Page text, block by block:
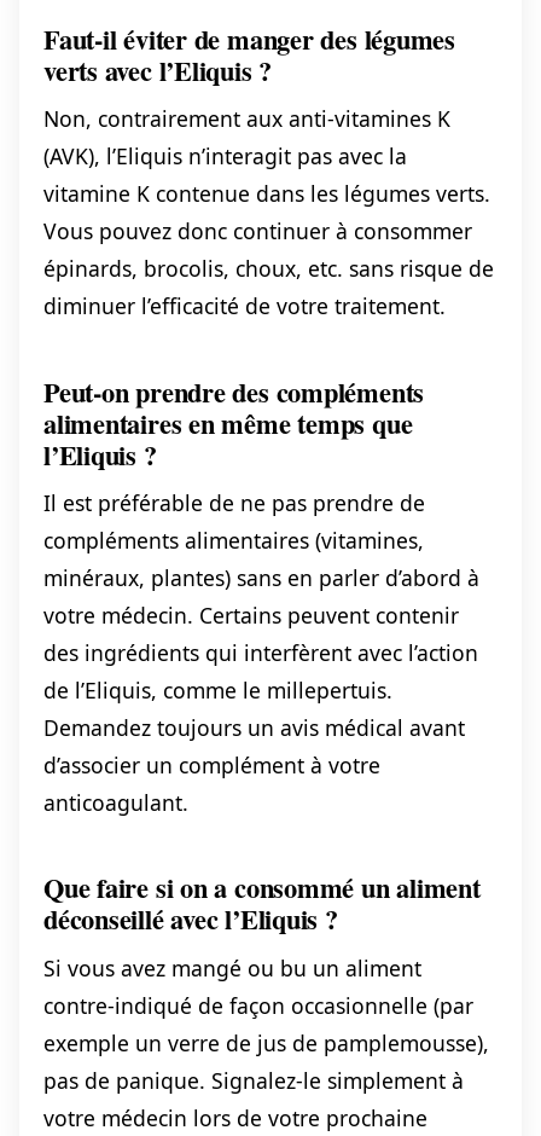
Faut-il éviter de manger des légumes
verts avec l’Eliquis ?
Non, contrairement aux anti-vitamines K
(AVK), l’Eliquis n’interagit pas avec la
vitamine K contenue dans les légumes verts.
Vous pouvez donc continuer à consommer
épinards, brocolis, choux, etc. sans risque de
diminuer l’efficacité de votre traitement.
Peut-on prendre des compléments
alimentaires en même temps que
l’Eliquis ?
Il est préférable de ne pas prendre de
compléments alimentaires (vitamines,
minéraux, plantes) sans en parler d’abord à
votre médecin. Certains peuvent contenir
des ingrédients qui interfèrent avec l’action
de l’Eliquis, comme le millepertuis.
Demandez toujours un avis médical avant
d’associer un complément à votre
anticoagulant.
Que faire si on a consommé un aliment
déconseillé avec l’Eliquis ?
Si vous avez mangé ou bu un aliment
contre-indiqué de façon occasionnelle (par
exemple un verre de jus de pamplemousse),
pas de panique. Signalez-le simplement à
votre médecin lors de votre prochaine